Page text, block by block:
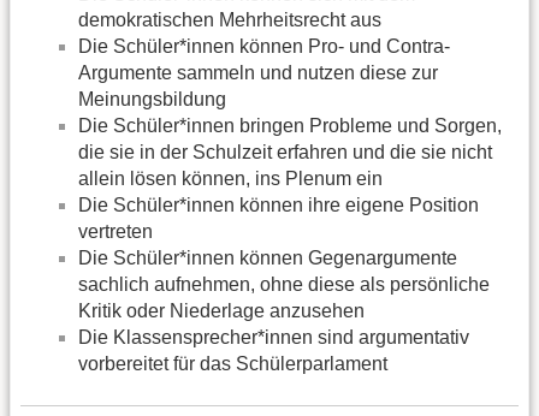
demokratischen Mehrheitsrecht aus
Die Schüler*innen können Pro- und Contra-
Argumente sammeln und nutzen diese zur
Meinungsbildung
Die Schüler*innen bringen Probleme und Sorgen,
die sie in der Schulzeit erfahren und die sie nicht
allein lösen können, ins Plenum ein
Die Schüler*innen können ihre eigene Position
vertreten
Die Schüler*innen können Gegenargumente
sachlich aufnehmen, ohne diese als persönliche
Kritik oder Niederlage anzusehen
Die Klassensprecher*innen sind argumentativ
vorbereitet für das Schülerparlament